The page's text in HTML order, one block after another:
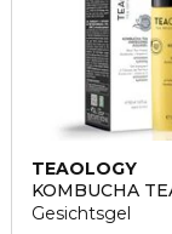
TEAOLOGY
KOMBUCHA
Gesichtsgel